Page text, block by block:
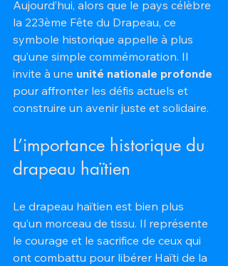
Aujourd’hui, alors que le pays célèbre
la 223ème Fête du Drapeau, ce
symbole historique appelle à plus
qu’une simple commémoration. Il
invite à une unité nationale profonde
pour affronter les défis actuels et
construire un avenir juste et solidaire.
L’importance historique du
drapeau haïtien
Le drapeau haïtien est bien plus
qu’un morceau de tissu. Il représente
le courage et le sacrifice de ceux qui
ont combattu pour libérer Haïti de la